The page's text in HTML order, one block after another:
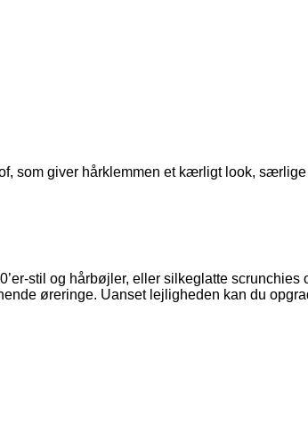
som giver hårklemmen et kærligt look,
stil og hårbøjler, eller silkeglatte
øreringe. Uanset lejligheden kan du